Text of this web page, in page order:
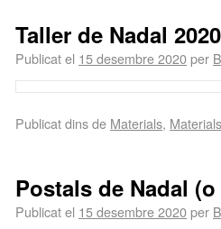
Taller de Nadal 2020
Publicat el 15 desembre 2020per
Publicat dins de Materials, Materials
Postals de Nadal
Publicat el 15 desembre 2020per